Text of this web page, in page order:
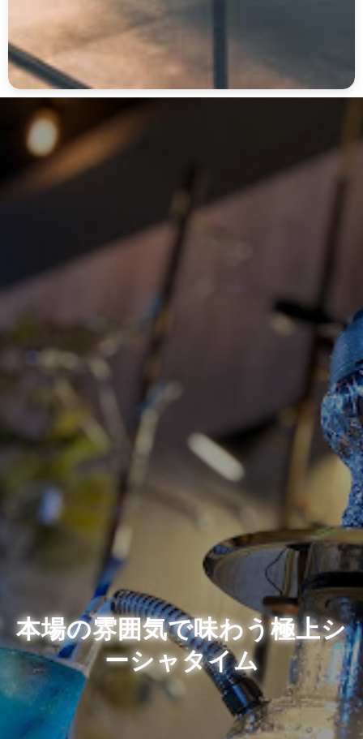
本場の雰囲気で味わう極上シ
ーシャタイム